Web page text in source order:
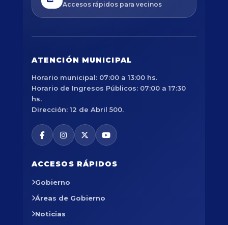
Accesos rápidos para vecinos
ATENCIÓN MUNICIPAL
Horario municipal: 07:00 a 13:00 hs.
Horario de Ingresos Públicos: 07:00 a 17:30
hs.
Dirección: 12 de Abril 500.
ACCESOS RÁPIDOS
Gobierno
Áreas de Gobierno
Noticias